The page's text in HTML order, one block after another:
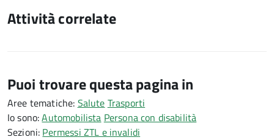
Attività correlate
Puoi trovare questa pagina in
Aree tematiche: Salute Trasporti
Io sono:Automobilista Persona con disabilità
Sezioni: Permessi ZTL e invalidi